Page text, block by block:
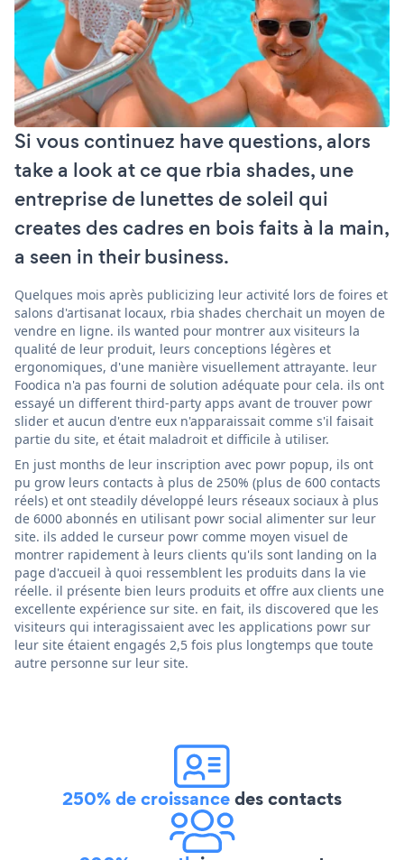
Si vous continuez have questions, alors
take a look at ce que rbia shades, une
entreprise de lunettes de soleil qui
creates des cadres en bois faits à la main,
a seen in their business.
Quelques mois après publicizing leur activité lors de foires et
salons d'artisanat locaux, rbia shades cherchait un moyen de
vendre en ligne. ils wanted pour montrer aux visiteurs la
qualité de leur produit, leurs conceptions légères et
ergonomiques, d'une manière visuellement attrayante. leur
Foodica n'a pas fourni de solution adéquate pour cela. ils ont
essayé un different third-party apps avant de trouver powr
slider et aucun d'entre eux n'apparaissait comme s'il faisait
partie du site, et était maladroit et difficile à utiliser.
En just months de leur inscription avec powr popup, ils ont
pu grow leurs contacts à plus de 250% (plus de 600 contacts
réels) et ont steadily développé leurs réseaux sociaux à plus
de 6000 abonnés en utilisant powr social alimenter sur leur
site. ils added le curseur powr comme moyen visuel de
montrer rapidement à leurs clients qu'ils sont landing on la
page d'accueil à quoi ressemblent les produits dans la vie
réelle. il présente bien leurs produits et offre aux clients une
excellente expérience sur site. en fait, ils discovered que les
visiteurs qui interagissaient avec les applications powr sur
leur site étaient engagés 2,5 fois plus longtemps que toute
autre personne sur leur site.
250% de croissancedes contacts